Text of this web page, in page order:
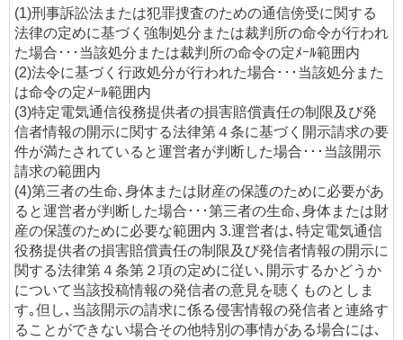
(1)刑事訴訟法または犯罪捜査のための通信傍受に関する
法律の定めに基づく強制処分または裁判所の命令が行われ
た場合･･･当該処分または裁判所の命令の定ﾒｰﾙ範囲内
(2)法令に基づく行政処分が行われた場合･･･当該処分また
は命令の定ﾒｰﾙ範囲内
(3)特定電気通信役務提供者の損害賠償責任の制限及び発
信者情報の開示に関する法律第４条に基づく開示請求の要
件が満たされていると運営者が判断した場合･･･当該開示
請求の範囲内
(4)第三者の生命､身体または財産の保護のために必要があ
ると運営者が判断した場合･･･第三者の生命､身体または財
産の保護のために必要な範囲内 3.運営者は､特定電気通信
役務提供者の損害賠償責任の制限及び発信者情報の開示に
関する法律第４条第２項の定めに従い､開示するかどうか
について当該投稿情報の発信者の意見を聴くものとしま
す｡但し､当該開示の請求に係る侵害情報の発信者と連絡す
ることができない場合その他特別の事情がある場合には､